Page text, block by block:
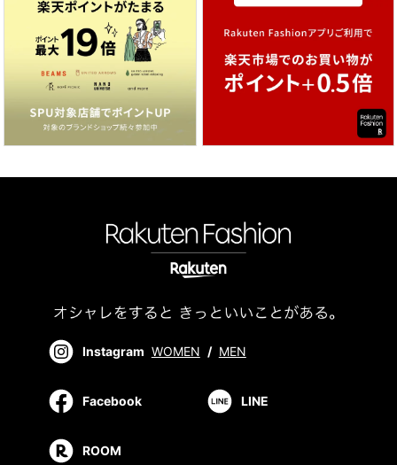
Instagram WOMEN / MEN
Facebook LINE
ROOM